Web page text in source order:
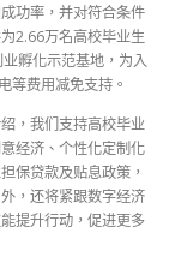
功率，并对符合条件
2.66万名高校毕业生
孵化示范基地，为入
等费用减免支持。
，我们支持高校毕业
经济、个性化定制化
保贷款及贴息政策，
，还将紧跟数字经济
提升行动，促进更多